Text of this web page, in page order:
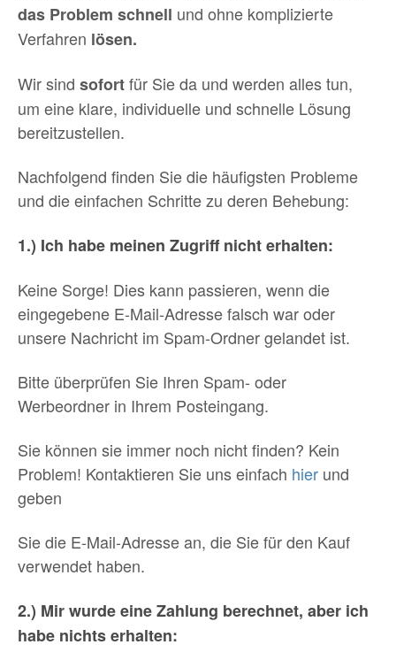
das Problem schnell und ohne komplizierte
Verfahren lösen.
Wir sind sofortfür Sie da und werden alles tun,
um eine klare, individuelle und schnelle Lösung
bereitzustellen.
Nachfolgend finden Sie die häufigsten Probleme
und die einfachen Schritte zu deren Behebung:
1.) Ich habe meinen Zugriff nicht erhalten:
Keine Sorge! Dies kann passieren, wenn die
eingegebene E-Mail-Adresse falsch war oder
unsere Nachricht im Spam-Ordner gelandet ist.
Bitte überprüfen Sie Ihren Spam- oder
Werbeordner in Ihrem Posteingang.
Sie können sie immer noch nicht finden? Kein
Problem! Kontaktieren Sie uns einfach hier und
geben
Sie die E-Mail-Adresse an, die Sie für den Kauf
verwendet haben.
2.) Mir wurde eine Zahlung berechnet, aber ich
habe nichts erhalten: